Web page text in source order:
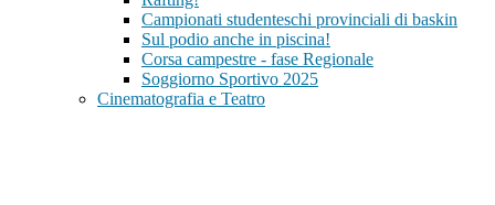
Campionati studenteschi provinciali di baskin
Sul podio anche in piscina!
Corsa campestre - fase Regionale
Soggiorno Sportivo 2025
Cinematografia e Teatro